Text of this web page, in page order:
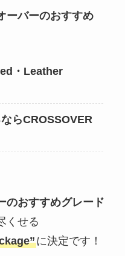
ーバーのおすすめ
・Leather
らCROSSOVER
のおすすめグレード
くせる
に決定です！